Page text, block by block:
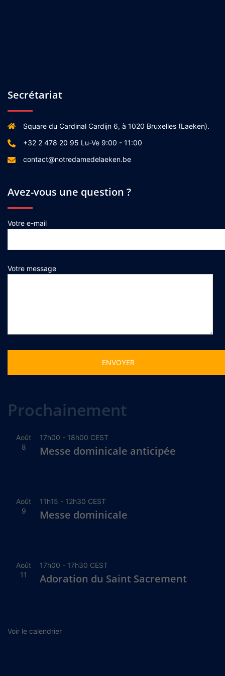
Secrétariat
Square du Cardinal Cardijn 6, à 1020 Bruxelles (Laeken).
+32 2 478 20 95 Lu-Ve 9:00 - 11:00
contact@notredamedelaeken.be
Avez-vous une question ?
Votre e-mail
Votre message
Prochainement
Août
8
17h00 - 18h00 CEST
Messe dominicale anticipée
Août
9
11h15 - 12h30 CEST
Messe dominicale
Août
11
17h00 - 17h30 CEST
Adoration du Saint Sacrement
Voir le calendrier